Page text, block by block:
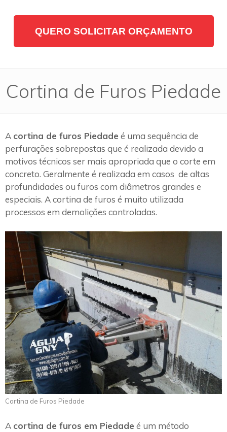
QUERO SOLICITAR ORÇAMENTO
Cortina de Furos Piedade
A cortina de furos Piedade é uma sequência de
perfurações sobrepostas que é realizada devido a
motivos técnicos ser mais apropriada que o corte em
concreto. Geralmente é realizada em casos de altas
profundidades ou furos com diâmetros grandes e
especiais. A cortina de furos é muito utilizada
processos em demolições controladas.
Cortina de Furos Piedade
A cortina de furos em Piedade é um método